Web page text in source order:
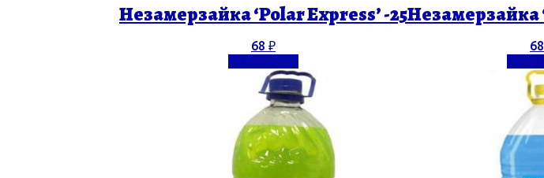
Незамерзайка ‘Polar Express’ -25
68 ₽
Незамерзайка
68